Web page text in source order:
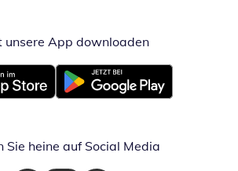
unsere App downloadenÖffnet in
neuem FensterÖffnet in neuem Fenster
Sie heine auf Social Media